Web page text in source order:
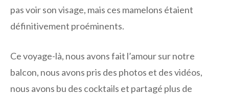
pas voir son visage, mais ces mamelons étaient
définitivement proéminents.
Ce voyage-là, nous avons fait l’amour sur notre
balcon, nous avons pris des photos et des vidéos,
nous avons bu des cocktails et partagé plus de